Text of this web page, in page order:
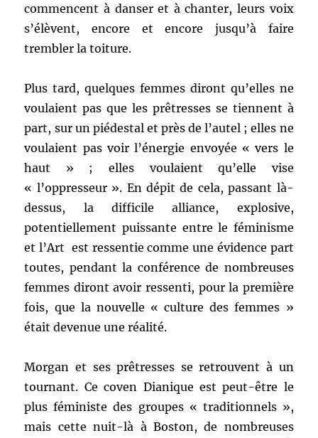
commencent à danser et à chanter, leurs voix
s’élèvent, encore et encore jusqu’à faire
trembler la toiture.
Plus tard, quelques femmes diront qu’elles ne
voulaient pas que les prêtresses se tiennent à
part, sur un piédestal et près de l’autel ; elles ne
voulaient pas voir l’énergie envoyée « vers le
haut » ; elles voulaient qu’elle vise
« l’oppresseur ». En dépit de cela, passant là-
dessus, la difficile alliance, explosive,
potentiellement puissante entre le féminisme
et l’Art est ressentie comme une évidence part
toutes, pendant la conférence de nombreuses
femmes diront avoir ressenti, pour la première
fois, que la nouvelle « culture des femmes »
était devenue une réalité.
Morgan et ses prêtresses se retrouvent à un
tournant. Ce coven Dianique est peut-être le
plus féministe des groupes « traditionnels »,
mais cette nuit-là à Boston, de nombreuses